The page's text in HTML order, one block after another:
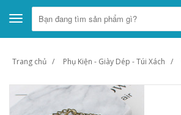
Toggle
navigation
Trang chủ Phụ Kiện - Giày Dép - Túi Xách